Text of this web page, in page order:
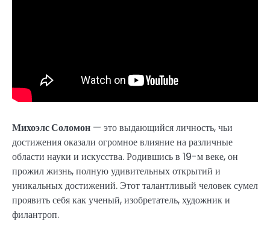
Михоэлс Соломон — это выдающийся личность, чьи
достижения оказали огромное влияние на различные
области науки и искусства. Родившись в 19-м веке, он
прожил жизнь, полную удивительных открытий и
уникальных достижений. Этот талантливый человек сумел
проявить себя как ученый, изобретатель, художник и
филантроп.